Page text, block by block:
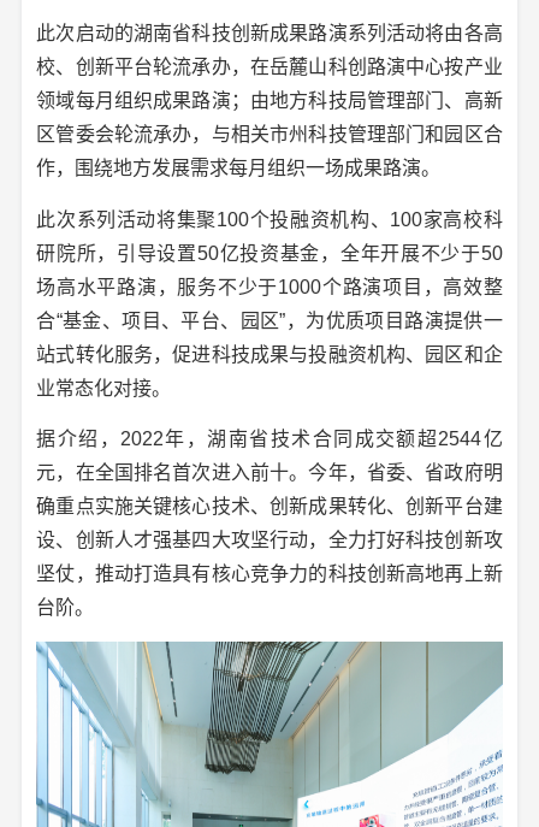
此次启动的湖南省科技创新成果路演系列活动将由各高
校、创新平台轮流承办，在岳麓山科创路演中心按产业
领域每月组织成果路演；由地方科技局管理部门、高新
区管委会轮流承办，与相关市州科技管理部门和园区合
作，围绕地方发展需求每月组织一场成果路演。
此次系列活动将集聚100个投融资机构、100家高校科
研院所，引导设置50亿投资基金，全年开展不少于50
场高水平路演，服务不少于1000个路演项目，高效整
合“基金、项目、平台、园区”，为优质项目路演提供一
站式转化服务，促进科技成果与投融资机构、园区和企
业常态化对接。
据介绍，2022年，湖南省技术合同成交额超2544亿
元，在全国排名首次进入前十。今年，省委、省政府明
确重点实施关键核心技术、创新成果转化、创新平台建
设、创新人才强基四大攻坚行动，全力打好科技创新攻
坚仗，推动打造具有核心竞争力的科技创新高地再上新
台阶。